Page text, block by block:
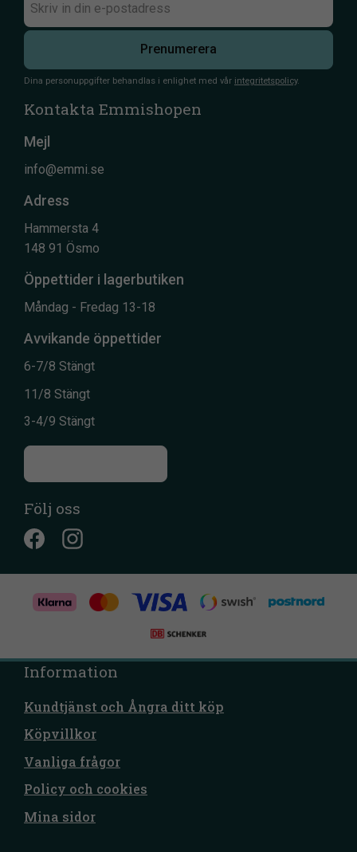
Prenumerera
Dina personuppgifter behandlas i enlighet med vår integritetspolicy.
Kontakta Emmishopen
Mejl
info@emmi.se
Adress
Hammersta 4
148 91 Ösmo
Öppettider i lagerbutiken
Måndag - Fredag 13-18
Avvikande öppettider
6-7/8 Stängt
11/8 Stängt
3-4/9 Stängt
Följ oss
Information
Kundtjänst och Ångra ditt köp
Köpvillkor
Vanliga frågor
Policy och cookies
Mina sidor